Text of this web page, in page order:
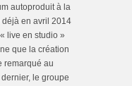
autoproduit à la
en avril 2014
live en studio »
que la création
remarqué au
le groupe